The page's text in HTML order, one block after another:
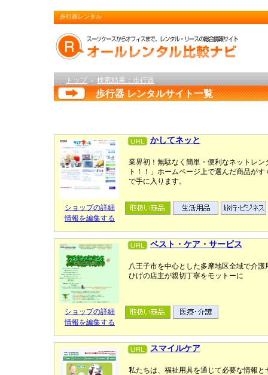
歩行器レンタル
トップ ＞ 検索結果：歩行器
歩行器 レンタルサイト一覧
かしてネッと
業界初！無駄なく簡単・便利なネットレ
ト！！」ホームページ上で選んだ商品が
で手に入ります。
ショップの詳細
情報を編集する
ベスト・ケア・サービス
八王子市を中心とした多摩地区全域で介
ひげの店主が親切丁寧をモットーに
ショップの詳細
情報を編集する
スマイルケア
私たちは、福祉用具を通じて必要な情報